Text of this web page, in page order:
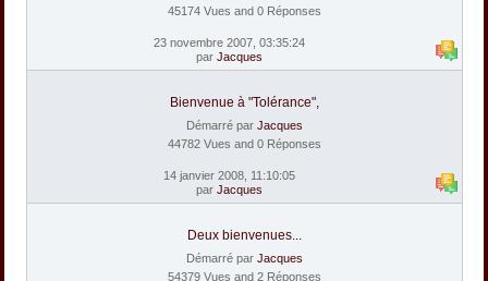
45174 Vues and 0 Réponses
23 novembre 2007, 03:35:24
par Jacques
Bienvenue à "Tolérance",
Démarré par Jacques
44782 Vues and 0 Réponses
14 janvier 2008, 11:10:05
par Jacques
Deux bienvenues...
Démarré par Jacques
54379 Vues and 2 Réponses